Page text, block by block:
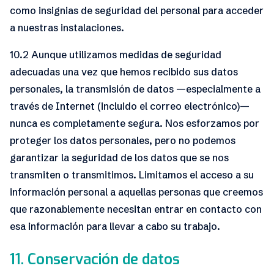
como insignias de seguridad del personal para acceder
a nuestras instalaciones.
10.2 Aunque utilizamos medidas de seguridad
adecuadas una vez que hemos recibido sus datos
personales, la transmisión de datos —especialmente a
través de Internet (incluido el correo electrónico)—
nunca es completamente segura. Nos esforzamos por
proteger los datos personales, pero no podemos
garantizar la seguridad de los datos que se nos
transmiten o transmitimos. Limitamos el acceso a su
información personal a aquellas personas que creemos
que razonablemente necesitan entrar en contacto con
esa información para llevar a cabo su trabajo.
11. Conservación de datos